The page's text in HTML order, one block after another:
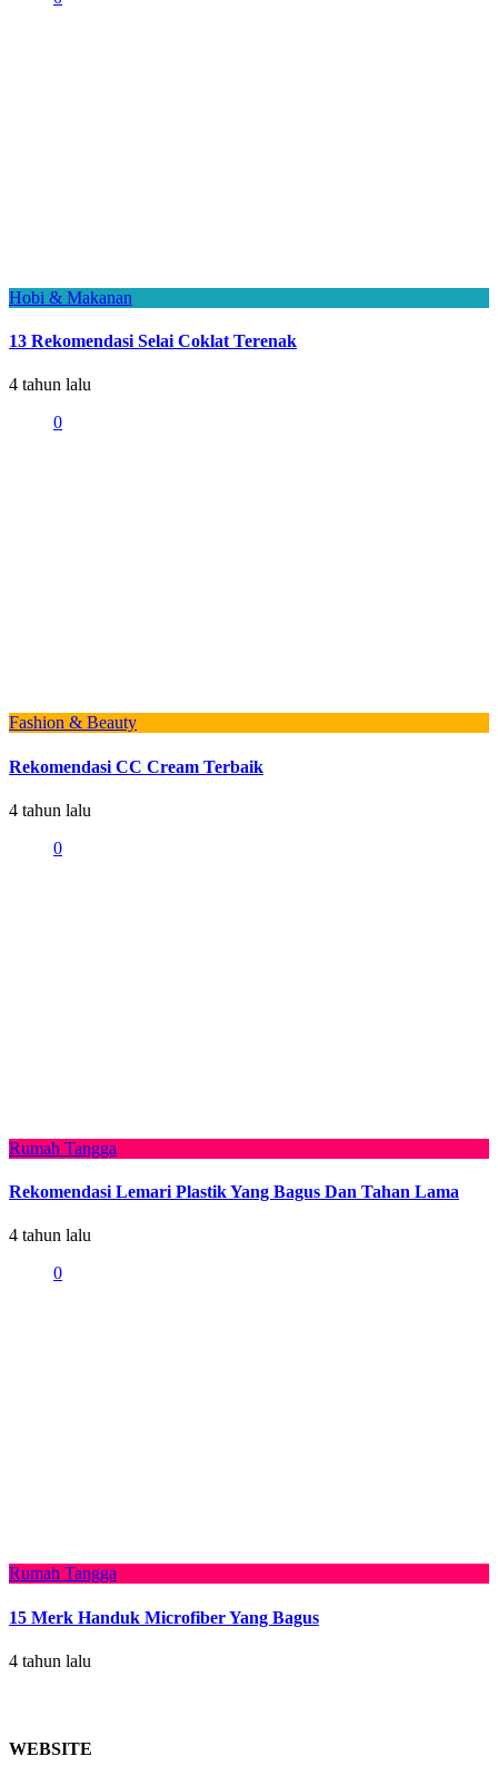
Hobi & Makanan
13 Rekomendasi Selai Coklat Terenak
4 tahun lalu
0
Fashion & Beauty
Rekomendasi CC Cream Terbaik
4 tahun lalu
0
Rumah Tangga
Rekomendasi Lemari Plastik Yang Bagus Dan Tahan Lama
4 tahun lalu
0
Rumah Tangga
15 Merk Handuk Microfiber Yang Bagus
4 tahun lalu
WEBSITE